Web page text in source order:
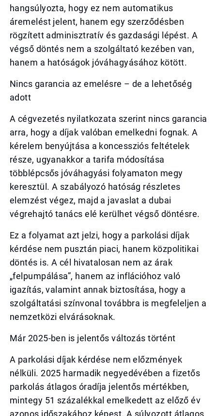
hangsúlyozta, hogy ez nem automatikus
áremelést jelent, hanem egy szerződésben
rögzített adminisztratív és gazdasági lépést. A
végső döntés nem a szolgáltató kezében van,
hanem a hatóságok jóváhagyásához kötött.
Nincs garancia az emelésre – de a lehetőség
adott
A cégvezetés nyilatkozata szerint nincs garancia
arra, hogy a díjak valóban emelkedni fognak. A
kérelem benyújtása a koncessziós feltételek
része, ugyanakkor a tarifa módosítása
többlépcsős jóváhagyási folyamaton megy
keresztül. A szabályozó hatóság részletes
elemzést végez, majd a javaslat a dubai
végrehajtó tanács elé kerülhet végső döntésre.
Ez a folyamat azt jelzi, hogy a parkolási díjak
kérdése nem pusztán piaci, hanem közpolitikai
döntés is. A cél hivatalosan nem az árak
„felpumpálása”, hanem az inflációhoz való
igazítás, valamint annak biztosítása, hogy a
szolgáltatási színvonal továbbra is megfeleljen a
nemzetközi elvárásoknak.
Már 2025-ben is jelentős változás történt
A parkolási díjak kérdése nem előzmények
nélküli. 2025 harmadik negyedévében a fizetős
parkolás átlagos óradíja jelentős mértékben,
mintegy 51 százalékkal emelkedett az előző év
azonos időszakához képest. A súlyozott átlagos